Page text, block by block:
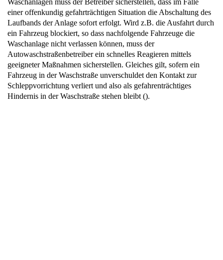
Waschanlagen muss der Betreiber sicherstellen, dass im Falle
einer offenkundig gefahrträchtigen Situation die Abschaltung des
Laufbands der Anlage sofort erfolgt. Wird z.B. die Ausfahrt durch
ein Fahrzeug blockiert, so dass nachfolgende Fahrzeuge die
Waschanlage nicht verlassen können, muss der
Autowaschstraßenbetreiber ein schnelles Reagieren mittels
geeigneter Maßnahmen sicherstellen. Gleiches gilt, sofern ein
Fahrzeug in der Waschstraße unverschuldet den Kontakt zur
Schleppvorrichtung verliert und also als gefahrenträchtiges
Hindernis in der Waschstraße stehen bleibt ().